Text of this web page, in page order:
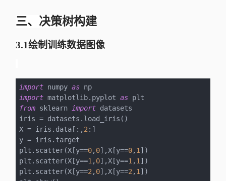
三、决策树构建
3.1绘制训练数据图像
import numpy as
import matplotlib.pyplot as
from sklearn import datasets
iris = datasets.load_iris()
X = iris.data[:, 2 :]
y = iris.target
plt.scatter(X[y==0, 0],X[y==0, 1 ])
plt.scatter(X[y==1 , 0],X[y==1 , 1 ])
plt.scatter(X[y==2 , 0],X[y==2 , 1 ])